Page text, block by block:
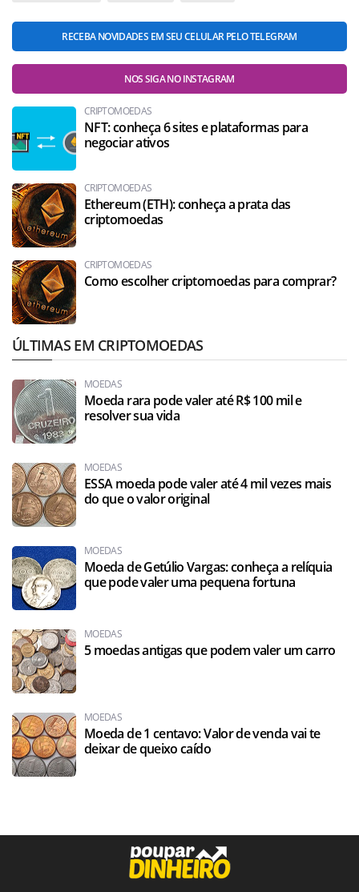
RECEBA NOVIDADES EM SEU CELULAR PELO TELEGRAM
NOS SIGA NO INSTAGRAM
CRIPTOMOEDAS
NFT: conheça 6 sites e plataformas para
negociar ativos
CRIPTOMOEDAS
Ethereum (ETH): conheça a prata das
criptomoedas
CRIPTOMOEDAS
Como escolher criptomoedas para comprar?
ÚLTIMAS EM CRIPTOMOEDAS
MOEDAS
Moeda rara pode valer até R$ 100 mil e
resolver sua vida
MOEDAS
ESSA moeda pode valer até 4 mil vezes mais
do que o valor original
MOEDAS
Moeda de Getúlio Vargas: conheça a relíquia
que pode valer uma pequena fortuna
MOEDAS
5 moedas antigas que podem valer um carro
MOEDAS
Moeda de 1 centavo: Valor de venda vai te
deixar de queixo caído